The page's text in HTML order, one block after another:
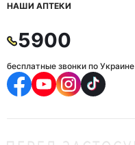
НАШИ АПТЕКИ
5900
бесплатные звонки по Украине